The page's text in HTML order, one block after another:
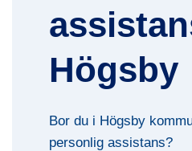
Högsby
Bor du i Högsby
personlig assistans?